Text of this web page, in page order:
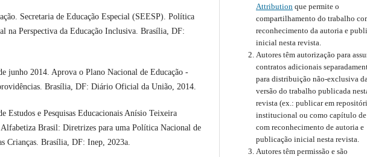
Secretaria de Educação Especial (SEESP). Política
na Perspectiva da Educação Inclusiva. Brasília, DF:
junho 2014. Aprova o Plano Nacional de Educação -
Brasília, DF: Diário Oficial da União, 2014.
e Pesquisas Educacionais Anísio Teixeira
Brasil: Diretrizes para uma Política Nacional de
Crianças. Brasília, DF: Inep, 2023a.
Attribution que permite o
compartilhamento do trabalho
reconhecimento da autoria e
inicial nesta revista.
Autores têm autorização para
contratos adicionais
para distribuição não-exclusiva
versão do trabalho publicada
revista (ex.: publicar em
institucional ou como capítulo
com reconhecimento de autoria e
publicação inicial nesta revista.
Autores têm permissão e são